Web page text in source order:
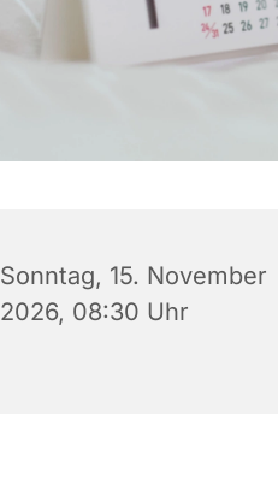
Sonntag, 15. November
2026, 08:30 Uhr